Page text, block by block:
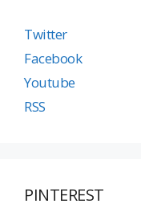
Twitter
Facebook
Youtube
RSS
PINTEREST